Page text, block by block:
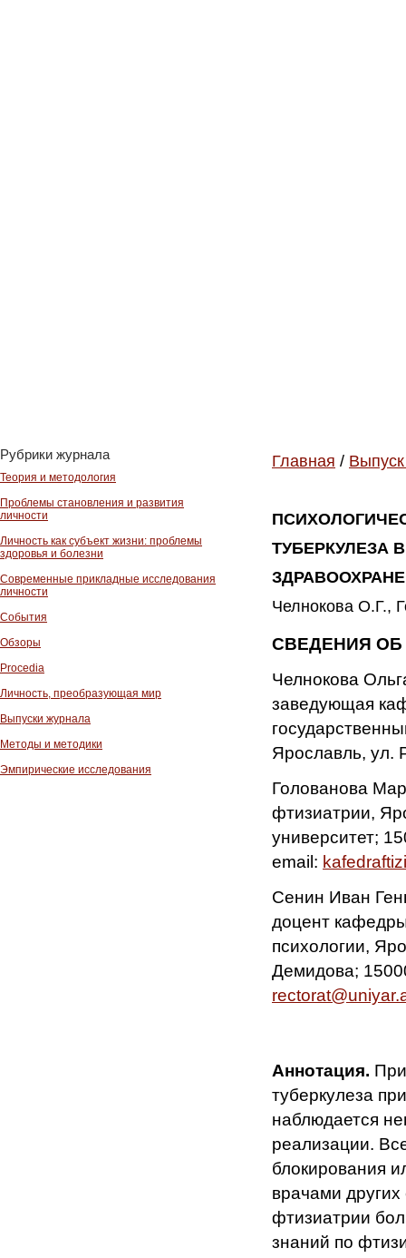
Рубрики журнала
Теория и методология
Проблемы становления и развития
личности
Личность как субъект жизни: проблемы
здоровья и болезни
Современные прикладные исследования
личности
События
Обзоры
Procedia
Личность, преобразующая мир
Выпуски журнала
Методы и методики
Эмпирические исследования
Главная /
ТУБЕРКУЛЕЗА
Челнокова О.Г.,
СВЕДЕНИЯ ОБ
Челнокова
заведующая
Ярославль, ул.
Голованова
фтизиатрии,
университет;
email:
Сенин Иван
доцент
психологии,
Демидова;
Аннотация.
туберкулеза
наблюдается
реализации.
блокирования
врачами
фтизиатрии
знаний по